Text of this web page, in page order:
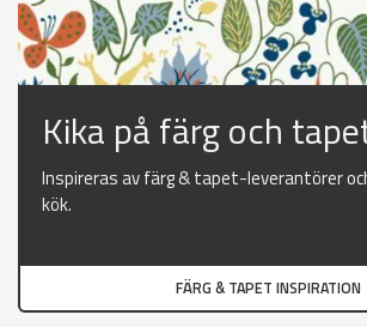
Kika på färg och
Inspireras av färg & tapet-leverantörer
kök.
FÄRG & TAPET INSPIRATION